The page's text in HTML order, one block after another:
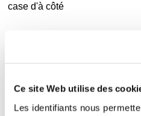
Ce site Web utilise des
Les identifiants nous
case d'à côté